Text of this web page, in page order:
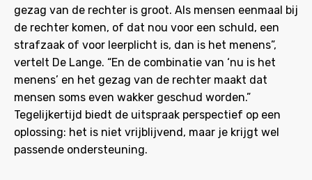
gezag van de rechter is groot. Als mensen eenmaal bij
de rechter komen, of dat nou voor een schuld, een
strafzaak of voor leerplicht is, dan is het menens”,
vertelt De Lange. “En de combinatie van ‘nu is het
menens’ en het gezag van de rechter maakt dat
mensen soms even wakker geschud worden.”
Tegelijkertijd biedt de uitspraak perspectief op een
oplossing: het is niet vrijblijvend, maar je krijgt wel
passende ondersteuning.